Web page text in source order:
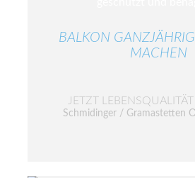
BALKON
MACHEN
JETZT LEBENSQUALITÄT
Schmidinger / Gramastetten